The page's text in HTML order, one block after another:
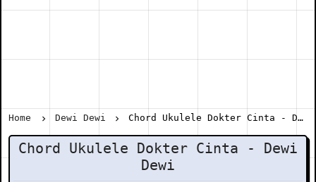
Home Dewi Dewi Chord Ukulele Dokter Cinta - Dewi Dewi
Chord Ukulele Dokter Cinta - Dewi
Dewi